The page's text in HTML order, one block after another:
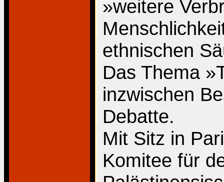
»weitere
ethnischen
Das Thema
inzwischen
Debatte.
Mit Sitz in
Komitee für